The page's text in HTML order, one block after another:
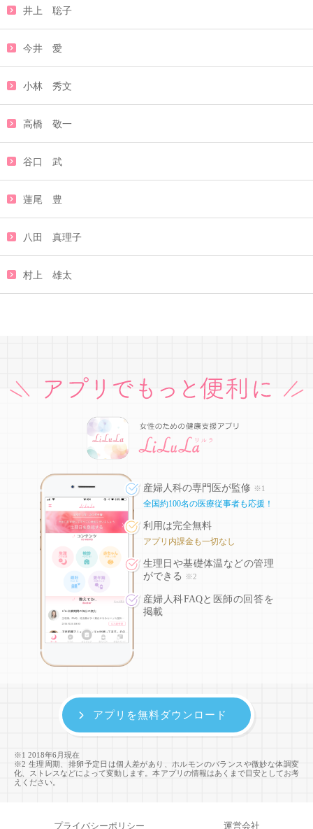
井上 聡子
今井 愛
小林 秀文
高橋 敬一
谷口 武
蓮尾 豊
八田 真理子
村上 雄太
産婦人科の専門医が監修 ※1
全国約100名の医療従事者も応援！
利用は完全無料
アプリ内課金も一切なし
生理日や基礎体温などの管理
ができる
※2
産婦人科FAQと医師の回答を
掲載
※1 2018年6月現在
※2 生理周期、排卵予定日は個人差があり、ホルモンのバランスや微妙な体調変
化、ストレスなどによって変動します。本アプリの情報はあくまで目安としてお考
えください。
アプリを無料ダウンロード
プライバシーポリシー 運営会社